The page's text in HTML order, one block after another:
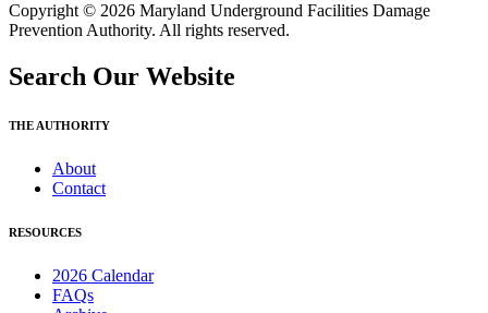
Copyright © 2026 Maryland Underground Facilities Damage
Prevention Authority. All rights reserved.
Search Our Website
THE AUTHORITY
About
Contact
RESOURCES
2026 Calendar
FAQs